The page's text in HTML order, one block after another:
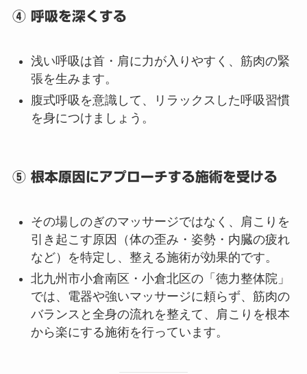
④ 呼吸を深くする
浅い呼吸は首・肩に力が入りやすく、筋肉の緊
張を生みます。
腹式呼吸を意識して、リラックスした呼吸習慣
を身につけましょう。
⑤ 根本原因にアプローチする施術を受ける
その場しのぎのマッサージではなく、肩こりを
引き起こす原因（体の歪み・姿勢・内臓の疲れ
など）を特定し、整える施術が効果的です。
北九州市小倉南区・小倉北区の「徳力整体院」
では、電器や強いマッサージに頼らず、筋肉の
バランスと全身の流れを整えて、肩こりを根本
から楽にする施術を行っています。